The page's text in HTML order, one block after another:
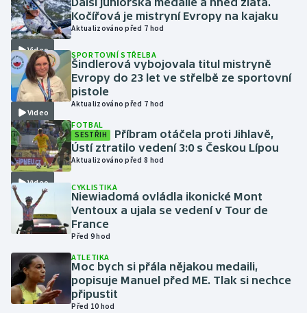
Jezdectví
Judo
Krasobruslení
Lezení
Lyže a snowboard
Moderní pětiboj
Motorsport
Olympijské hry
Parasport
Plavání
Video
Kočířová je mistryní Evropy na kajaku
Aktualizováno před 7 hod
Video
SPORTOVNÍ STŘELBA
Šindlerová vybojovala titul mistryně
Evropy do 23 let ve střelbě ze sportovní
pistole
Aktualizováno před 7 hod
Video
FOTBAL
SESTŘIH
Příbram otáčela proti Jihlavě,
Ústí ztratilo vedení 3:0 s Českou Lípou
Aktualizováno před 8 hod
CYKLISTIKA
Niewiadomá ovládla ikonické Mont
Ventoux a ujala se vedení v Tour de
France
Před 9 hod
ATLETIKA
Moc bych si přála nějakou medaili,
popisuje Manuel před ME. Tlak si nechce
připustit
Před 10 hod